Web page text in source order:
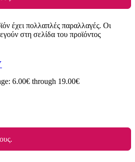
έχει πολλαπλές παραλλαγές. Οι
στη σελίδα του προϊόντος
6.00€ through 19.00€